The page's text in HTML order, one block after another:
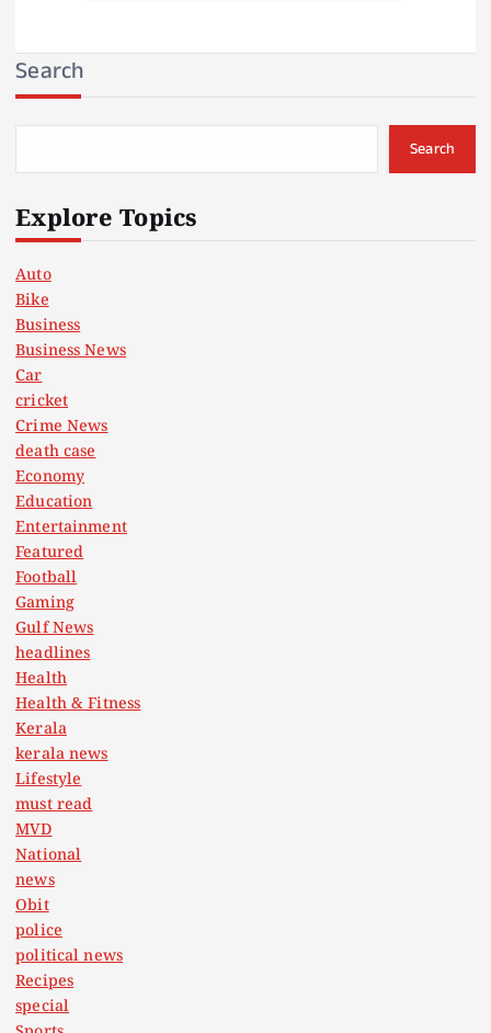
Search
Search
Explore Topics
Auto
Bike
Business
Business News
Car
cricket
Crime News
death case
Economy
Education
Entertainment
Featured
Football
Gaming
Gulf News
headlines
Health
Health & Fitness
Kerala
kerala news
Lifestyle
must read
MVD
National
news
Obit
police
political news
Recipes
special